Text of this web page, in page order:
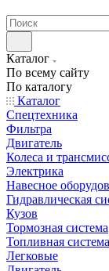
Каталог
По всему сайту
По каталогу
Каталог
Спецтехника
Фильтра
Двигатель
Колеса и
Электрика
Навесное
Гидравлическая
Кузов
Тормозная система
Топливная система
Легковые